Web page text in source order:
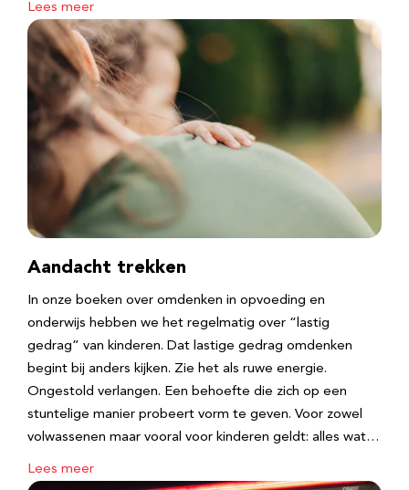
Lees meer
Aandacht trekken
In onze boeken over omdenken in opvoeding en
onderwijs hebben we het regelmatig over “lastig
gedrag” van kinderen. Dat lastige gedrag omdenken
begint bij anders kijken. Zie het als ruwe energie.
Ongestold verlangen. Een behoefte die zich op een
stuntelige manier probeert vorm te geven. Voor zowel
volwassenen maar vooral voor kinderen geldt: alles wat…
Lees meer